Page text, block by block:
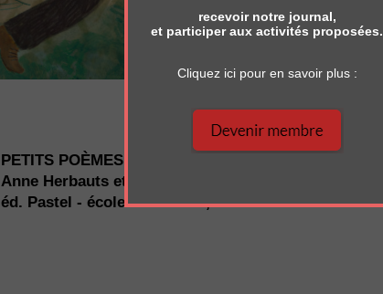
PETITS POÈMES POUR Y ALLER
Anne Herbauts et Carl Norac
éd. Pastel - école des loisirs, 2022
recevoir notre journal,
et participer aux activités proposées.
Cliquez ici pour en savoir plus :